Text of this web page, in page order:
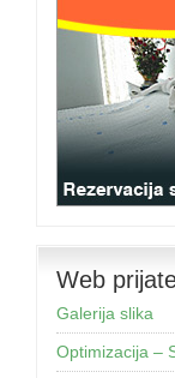
Web
Galerija slika
Optimizacija –